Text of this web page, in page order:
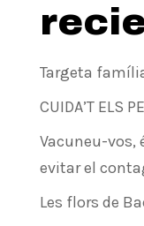
Targeta
CUIDA’T ELS
Vacuneu-vos,
evitar el
Les flors de